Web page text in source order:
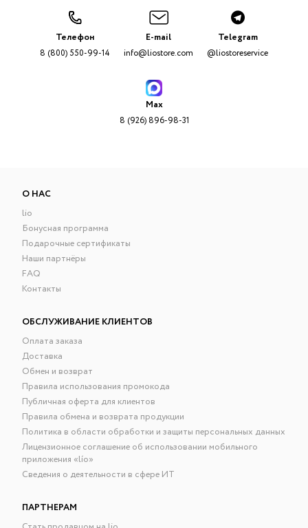
Телефон
8 (800) 550-99-14
E-mail
info@liostore.com
Telegram
@liostoreservice
Max
8 (926) 896-98-31
О НАС
lio
Бонусная программа
Подарочные сертификаты
Наши партнёры
FAQ
Контакты
ОБСЛУЖИВАНИЕ КЛИЕНТОВ
Оплата заказа
Доставка
Обмен и возврат
Правила использования промокода
Публичная оферта для клиентов
Правила обмена и возврата продукции
Политика в области обработки и защиты персональных данных
Лицензионное соглашение об использовании мобильного
приложения «lío»
Сведения о деятельности в сфере ИТ
ПАРТНЕРАМ